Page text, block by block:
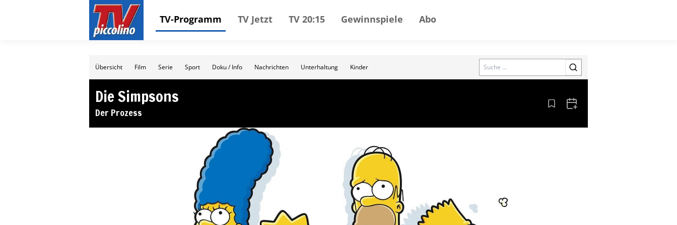
TV-Programm TV Jetzt TV 20:15 Gewinnspiele Abo
Übersicht Film Serie Sport Doku / Info Nachrichten Unterhaltung Kinder Search
Die Simpsons
Der Prozess Aus den Lesezeichen entfernen
Zum Kalender hinzufügen